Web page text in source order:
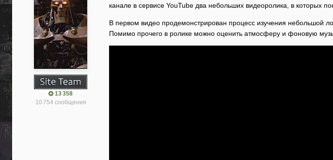
13 358
10 754 сообщения
канале в сервисе YouTube два небольших видеоролика, в которых
В первом видео продемонстрирован процесс изучения небольшой
Помимо прочего в ролике можно оценить атмосферу и фоновую